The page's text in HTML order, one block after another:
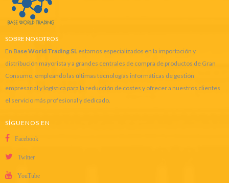
SOBRE NOSOTROS
En Base World Trading SL estamos especializados en la importación y
distribución mayorista y a grandes centrales de compra de productos de Gran
Consumo, empleando las últimas tecnologías informáticas de gestión
empresarial y logística para la reducción de costes y ofrecer a nuestros clientes
el servicio más profesional y dedicado.
SÍGUENOS EN
Facebook
Twitter
YouTube